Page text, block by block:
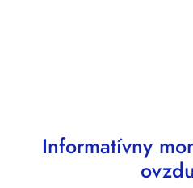
Informatívny